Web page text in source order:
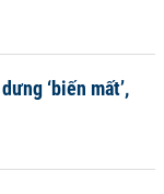
‘biến mất’,